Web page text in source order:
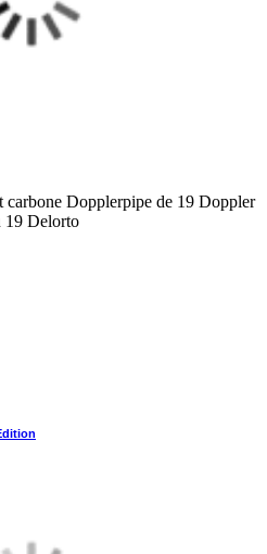
Dopplerpipe de 19 Doppler
19 Delorto